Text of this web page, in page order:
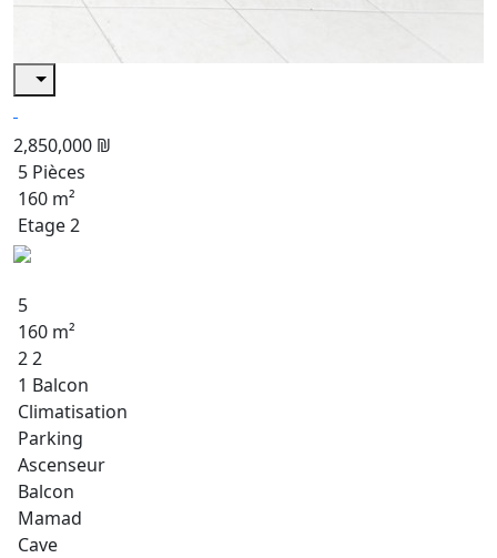
2,850,000 ₪
5 Pièces
160 m²
Etage 2
5
160 m²
2 2
1 Balcon
Climatisation
Parking
Ascenseur
Balcon
Mamad
Cave